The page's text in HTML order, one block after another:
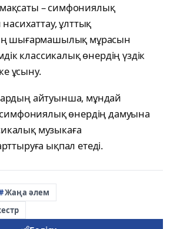
мақсаты – симфониялық
ұлттық
шығармашылық мұрасын
классикалық өнердің үздік
ұсыну.
айтуынша, мұндай
өнердің дамуына
музыкаға
ықпал етеді.
Жаңа әлем